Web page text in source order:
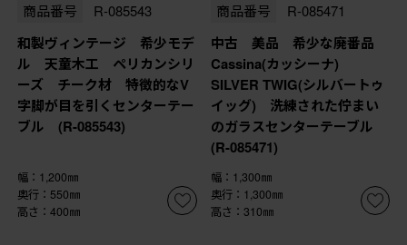
商品番号 R-085543
和製ヴィンテージ 希少モデ
ル 天童木工 ペリカンシリ
ーズ チーク材 特徴的なV
字脚が目を引くセンターテー
ブル (R-085543)
幅：1,200㎜
奥行：550㎜
高さ：400㎜
商品番号 R-085471
中古 美品 希少な廃番品
Cassina(カッシーナ)
SILVER TWIG(シルバートゥ
イッグ) 洗練された佇まい
のガラスセンターテーブル
(R-085471)
幅：1,300㎜
奥行：1,300㎜
高さ：310㎜